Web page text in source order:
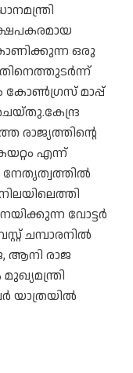
ഒരു
മാപ്പ്
രാജ്യത്തിന്റെ
എന്ന്
നേതൃത്വത്തിൽ
വോട്ടർ
ചമ്പാരനിൽ
ആനി രാജ
യാത്രയിൽ